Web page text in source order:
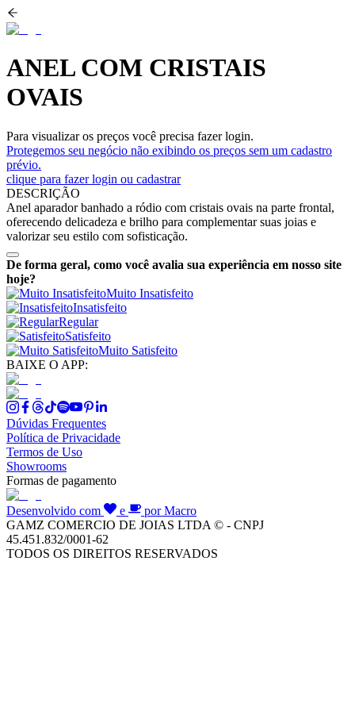
ANEL COM CRISTAIS
OVAIS
Para visualizar os preços você precisa fazer login.
Protegemos seu negócio não exibindo os preços sem um cadastro
prévio.
clique para fazer login ou cadastrar
DESCRIÇÃO
Anel aparador banhado a ródio com cristais ovais na parte frontal,
oferecendo delicadeza e brilho para complementar suas joias e
valorizar seu estilo com sofisticação.
De forma geral, como você avalia sua experiência em nosso site
hoje?
Muito Insatisfeito
Insatisfeito
Regular
Satisfeito
Muito Satisfeito
BAIXE O APP:
Dúvidas Frequentes
Política de Privacidade
Termos de Uso
Showrooms
Formas de pagamento
Desenvolvido com e
por Macro
GAMZ COMERCIO DE JOIAS LTDA © - CNPJ
45.451.832/0001-62
TODOS OS DIREITOS RESERVADOS